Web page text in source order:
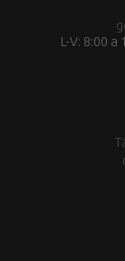
L-V: 8:00 a